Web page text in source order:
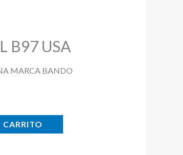
B97 USA
MARCA BANDO